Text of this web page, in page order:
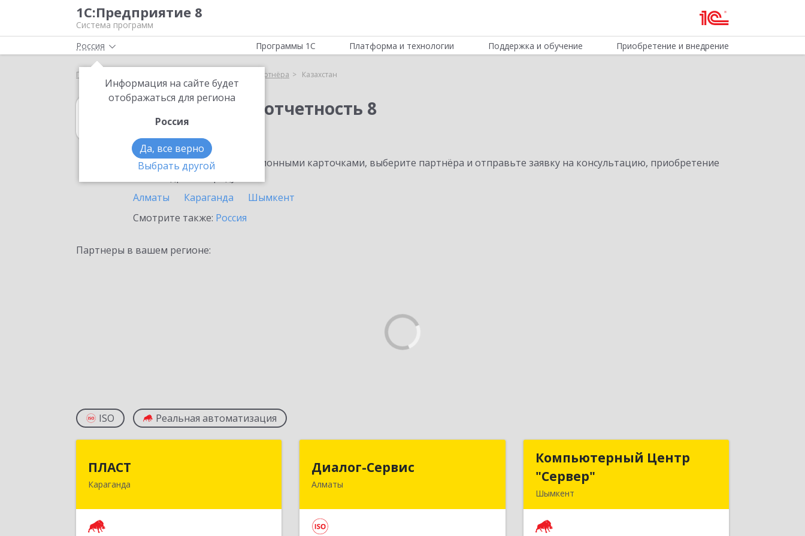
1С:Предприятие 8
Система программ
Россия
Информация на сайте будет
отображаться для региона
Россия
Да, все верно
Выбрать другой
Программы 1С Платформа и технологии Поддержка и обучение Приобретение и внедрение
Главная Выбор партнёра Казахстан
1С:Бюджетная отчетность 8
в Казахстане
Ознакомьтесь с информационными карточками, выберите партнёра и отправьте заявку на консультацию, приобретение
Алматы
Караганда
Шымкент
Смотрите также: Россия
Партнеры в вашем регионе:
ISO Реальная автоматизация
ПЛАСТ
Караганда100009,Казахстан,г.Караганда,
Диалог-Сервис
Алматы050057, Республика Казахстан, г.
Компьютерный Центр
"Сервер"
Шымкент
Компьютерный Центр